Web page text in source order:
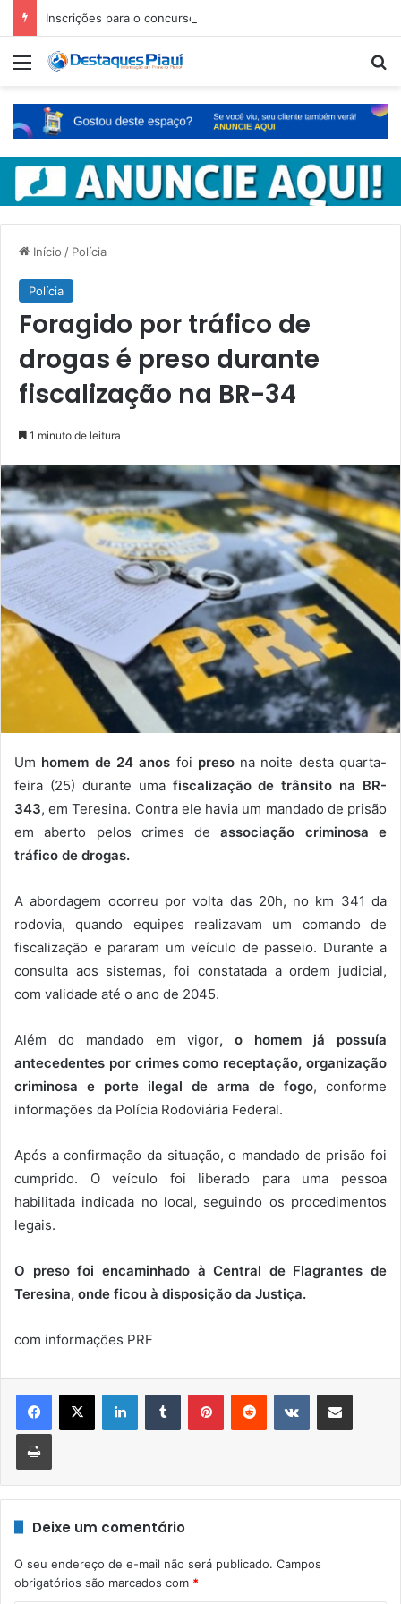
Menu
Início / Polícia
Polícia
Foragido por tráfico de
drogas é preso durante
fiscalização na BR-34
1 minuto de leitura
Um homem de 24 anos foi preso na noite desta quarta-
feira (25) durante uma fiscalização de trânsito na BR-
343, em Teresina. Contra ele havia um mandado de prisão
em aberto pelos crimes deassociação criminosa e
tráfico de drogas.
A abordagem ocorreu por volta das 20h, no km 341 da
rodovia, quando equipes realizavam um comando de
fiscalização e pararam um veículo de passeio. Durante a
consulta aos sistemas, foi constatada a ordem judicial,
com validade até o ano de 2045.
Além do mandado em vigor, o homem já possuía
antecedentes por crimes como receptação, organização
criminosa e porte ilegal de arma de fogo, conforme
informações da Polícia Rodoviária Federal.
Após a confirmação da situação, o mandado de prisão foi
cumprido. O veículo foi liberado para uma pessoa
habilitada indicada no local, seguindo os procedimentos
legais.
O preso foi encaminhado à Central de Flagrantes de
Teresina, onde ficou à disposição da Justiça.
com informações PRF
LinkedinTumblr PinterestReddit VK Compartilhar via e-mail
Imprimir
Deixe um comentário
O seu endereço de e-mail não será publicado. Campos
obrigatórios são marcados com *